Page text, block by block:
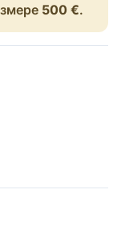
500 €.